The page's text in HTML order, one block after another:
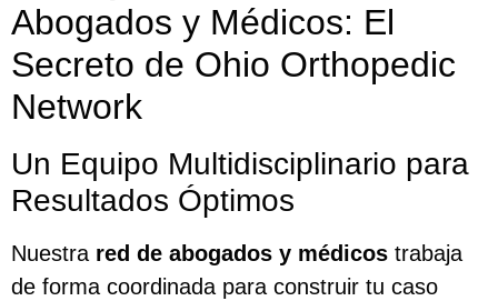
Abogados y Médicos: El
Secreto de Ohio Orthopedic
Network
Un Equipo Multidisciplinario para
Resultados Óptimos
Nuestra red de abogados y médicos trabaja
de forma coordinada para construir tu caso